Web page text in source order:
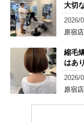
大切
2026/
原宿店
縮毛
はあ
2026/
原宿店